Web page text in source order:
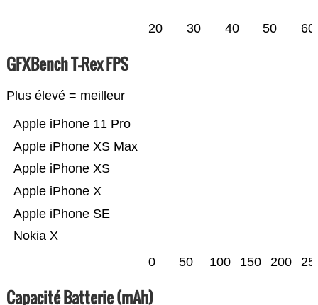
20 30 40 50 60
GFXBench T-Rex FPS
Plus élevé = meilleur
Nokia X
Apple iPhone SE
Apple iPhone X
Apple iPhone XS
Apple iPhone XS Max
Apple iPhone 11 Pro
0 50 100 150 200
Capacité Batterie (mAh)